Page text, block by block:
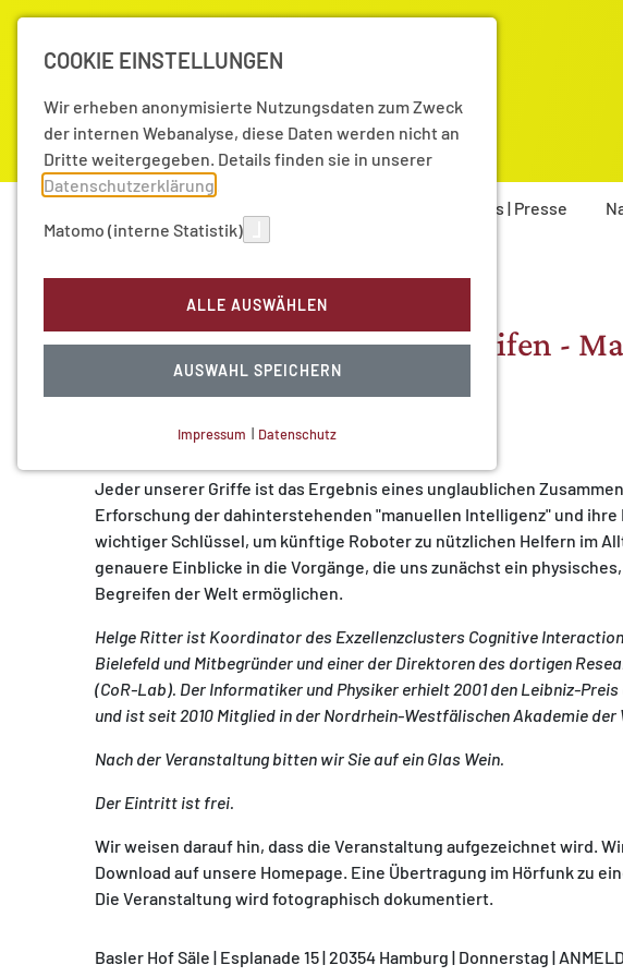
Aktuelles | Presse
11Apr
Von Bewegung zu Begreifen -
Roboter
Zur Audio-Aufzeichnung
Jeder unserer Griffe ist das Ergebnis eines unglaublichen
Erforschung der dahinterstehenden "manuellen Intelligenz" und
wichtiger Schlüssel, um künftige Roboter zu nützlichen Helfern im
genauere Einblicke in die Vorgänge, die uns zunächst ein
Begreifen der Welt ermöglichen.
Helge Ritter ist Koordinator des Exzellenzclusters Cognitive
Bielefeld und Mitbegründer und einer der Direktoren des dortigen
(CoR-Lab). Der Informatiker und Physiker erhielt 2001 den Leibniz-
und ist seit 2010 Mitglied in der Nordrhein-Westfälischen Akademie
Nach der Veranstaltung bitten wir Sie auf ein Glas Wein.
Der Eintritt ist frei.
Wir weisen darauf hin, dass die Veranstaltung aufgezeichnet wird.
Download auf unsere Homepage. Eine Übertragung im Hörfunk zu
Die Veranstaltung wird fotographisch dokumentiert.
Basler Hof Säle | Esplanade 15 | 20354 Hamburg | Donnerstag |
COOKIE EINSTELLUNGEN
Wir erheben anonymisierte Nutzungsdaten zum Zweck
der internen Webanalyse, diese Daten werden nicht an
Dritte weitergegeben. Details finden sie in unserer
Datenschutzerklärung
Matomo (interne Statistik)
ALLE AUSWÄHLEN
AUSWAHL SPEICHERN
Technisch notwendig.
MATOMO (INTERNE STATISTIK)
Statistik Cookies erfassen Informationen anonym.
Diese Informationen helfen uns zu verstehen, wie
unsere Besucher unsere Website nutzen.
Matomo
Impressum | Datenschutz